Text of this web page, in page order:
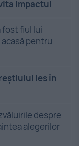
impactul
fost fiul lui
pentru
ies în
despre
alegerilor